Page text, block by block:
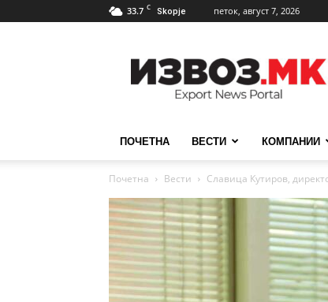
33.7 C Skopje петок, август 7, 2026
ПОЧЕТНА ВЕСТИ КОМПАНИИ
Почетна Вести Славица Кутиров,